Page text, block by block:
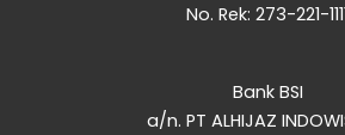
No. Rek: 273-221-
Bank BSI
a/n. PT ALHIJAZ